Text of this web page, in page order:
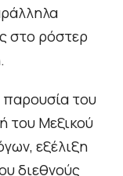
στο ρόστερ
παρουσία του
του Μεξικού
εξέλιξη
διεθνούς